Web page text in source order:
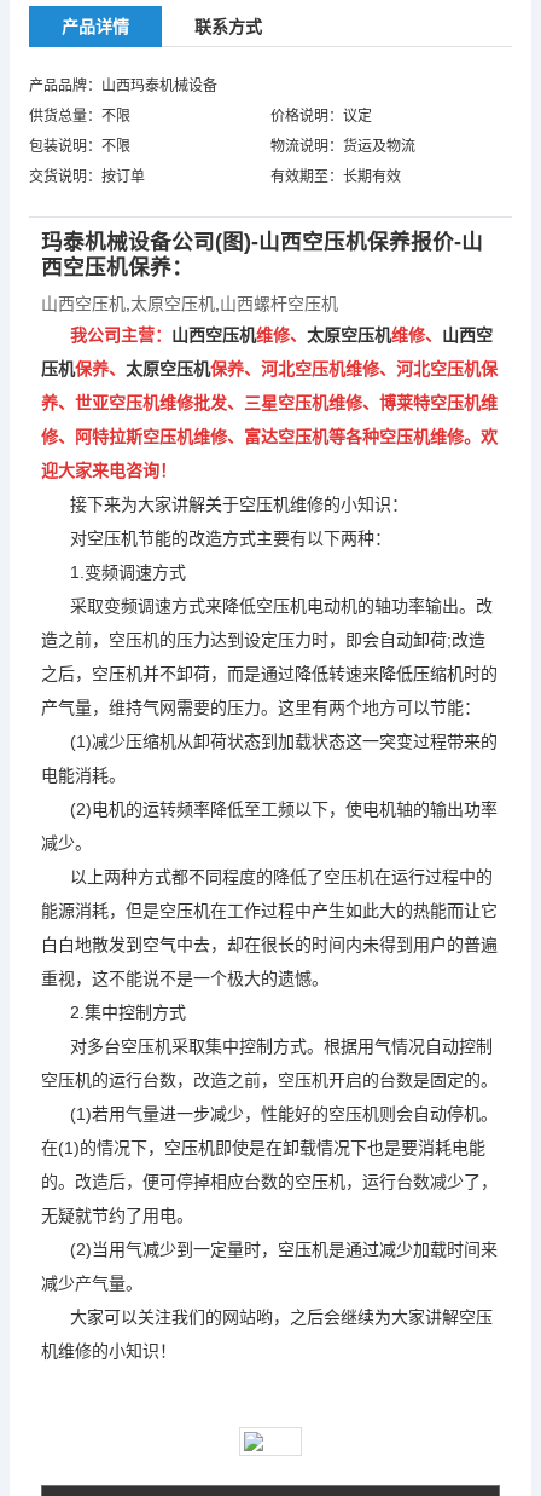
产品详情 联系方式
产品品牌：山西玛泰机械设备
供货总量：不限
价格说明：议定
包装说明：不限
物流说明：货运及物流
交货说明：按订单
有效期至：长期有效
玛泰机械设备公司(图)-山西空压机保养报价-山
西空压机保养：
山西空压机 太原空压机 山西螺杆空压机
我公司主营： 山西空压机维修、 太原空压机维修、 山西空
压机保养、 太原空压机保养、河北空压机维修、河北空压机保
养、世亚空压机维修批发、三星空压机维修、博莱特空压机维
修、阿特拉斯空压机维修、富达空压机等各种空压机维修。欢
迎大家来电咨询！
接下来为大家讲解关于空压机维修的小知识：
对空压机节能的改造方式主要有以下两种：
1.变频调速方式
采取变频调速方式来降低空压机电动机的轴功率输出。改
造之前，空压机的压力达到设定压力时，即会自动卸荷;改造
之后，空压机并不卸荷，而是通过降低转速来降低压缩机时的
产气量，维持气网需要的压力。这里有两个地方可以节能：
(1)减少压缩机从卸荷状态到加载状态这一突变过程带来的
电能消耗。
(2)电机的运转频率降低至工频以下，使电机轴的输出功率
减少。
以上两种方式都不同程度的降低了空压机在运行过程中的
能源消耗，但是空压机在工作过程中产生如此大的热能而让它
白白地散发到空气中去，却在很长的时间内未得到用户的普遍
重视，这不能说不是一个极大的遗憾。
2.集中控制方式
对多台空压机采取集中控制方式。根据用气情况自动控制
空压机的运行台数，改造之前，空压机开启的台数是固定的。
(1)若用气量进一步减少，性能好的空压机则会自动停机。
在(1)的情况下，空压机即使是在卸载情况下也是要消耗电能
的。改造后，便可停掉相应台数的空压机，运行台数减少了，
无疑就节约了用电。
(2)当用气减少到一定量时，空压机是通过减少加载时间来
减少产气量。
大家可以关注我们的网站哟，之后会继续为大家讲解空压
机维修的小知识！